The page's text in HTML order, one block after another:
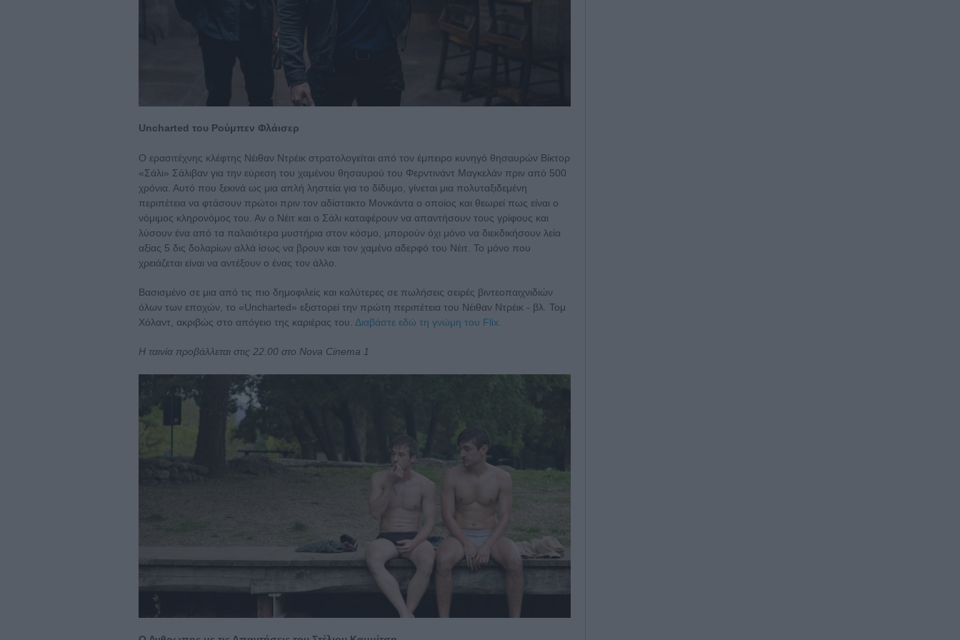
Uncharted του Ρούμπεν Φλάισερ
Ο ερασιτέχνης κλέφτης Νέιθαν Ντρέικ στρατολογείται από τον έμπειρο κυνηγό θησαυρών Βίκτορ
«Σάλι» Σάλιβαν για την εύρεση του χαμένου θησαυρού του Φερντινάντ Μαγκελάν πριν από 500
χρόνια. Αυτό που ξεκινά ως μια απλή ληστεία για το δίδυμο, γίνεται μια πολυταξιδεμένη
περιπέτεια να φτάσουν πρώτοι πριν τον αδίστακτο Μονκάντα ο οποίος και θεωρεί πως είναι ο
νόμιμος κληρονόμος του. Αν ο Νέιτ και ο Σάλι καταφέρουν να απαντήσουν τους γρίφους και
λύσουν ένα από τα παλαιότερα μυστήρια στον κόσμο, μπορούν όχι μόνο να διεκδικήσουν λεία
αξίας 5 δις δολαρίων αλλά ίσως να βρουν και τον χαμένο αδερφό του Νέιτ. Το μόνο που
χρειάζεται είναι να αντέξουν ο ένας τον άλλο.
Βασισμένο σε μια από τις πιο δημοφιλείς και καλύτερες σε πωλήσεις σειρές βιντεοπαιχνιδιών
όλων των εποχών, το «Uncharted» εξιστορεί την πρώτη περιπέτεια του Νέιθαν Ντρέικ - βλ. Τομ
Χόλαντ, ακριβώς στο απόγειο της καριέρας του. Διαβάστε εδώ τη γνώμη του Flix.
H ταινία προβάλλεται στις 22.00 στο Nova Cinema 1